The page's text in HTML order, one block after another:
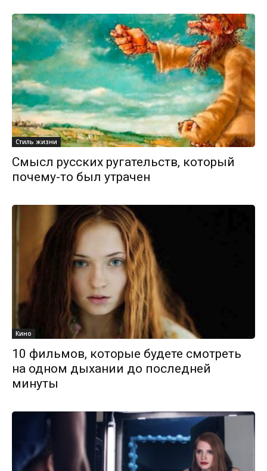
Стиль жизни
Смысл русских ругательств, который
почему-то был утрачен
Кино
10 фильмов, которые будете смотреть
на одном дыхании до последней
минуты